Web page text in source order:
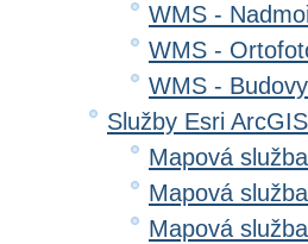
WMS -
WMS -
WMS -
Služby Esri
Mapová
Mapová
Mapová